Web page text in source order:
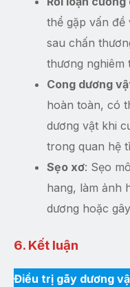
thể gặp vấn đề
sau chấn
thương nghiêm
Cong dương
hoàn toàn, có
dương vật khi
trong quan hệ
Sẹo xơ: Sẹo
hang, làm ảnh
dương hoặc
6. Kết luận
Điều trị gãy dương